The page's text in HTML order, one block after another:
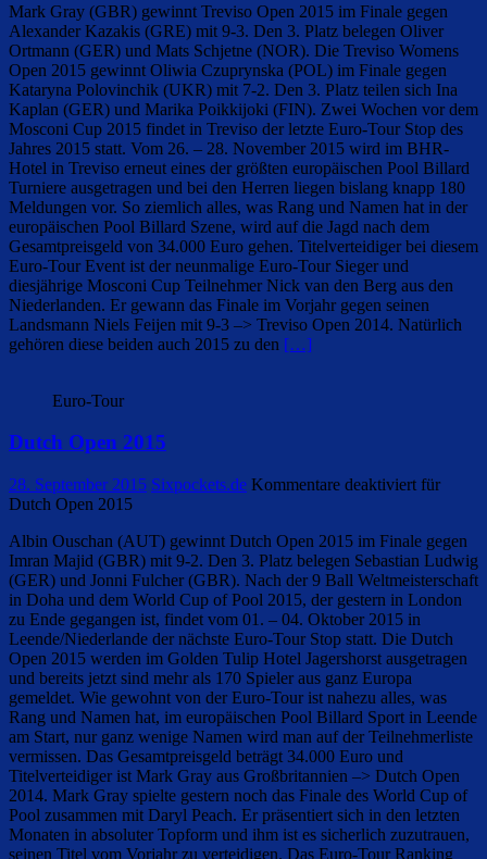
Mark Gray (GBR) gewinnt Treviso Open 2015 im Finale gegen
Alexander Kazakis (GRE) mit 9-3. Den 3. Platz belegen Oliver
Ortmann (GER) und Mats Schjetne (NOR). Die Treviso Womens
Open 2015 gewinnt Oliwia Czuprynska (POL) im Finale gegen
Kataryna Polovinchik (UKR) mit 7-2. Den 3. Platz teilen sich Ina
Kaplan (GER) und Marika Poikkijoki (FIN). Zwei Wochen vor dem
Mosconi Cup 2015 findet in Treviso der letzte Euro-Tour Stop des
Jahres 2015 statt. Vom 26. – 28. November 2015 wird im BHR-
Hotel in Treviso erneut eines der größten europäischen Pool Billard
Turniere ausgetragen und bei den Herren liegen bislang knapp 180
Meldungen vor. So ziemlich alles, was Rang und Namen hat in der
europäischen Pool Billard Szene, wird auf die Jagd nach dem
Gesamtpreisgeld von 34.000 Euro gehen. Titelverteidiger bei diesem
Euro-Tour Event ist der neunmalige Euro-Tour Sieger und
diesjährige Mosconi Cup Teilnehmer Nick van den Berg aus den
Niederlanden. Er gewann das Finale im Vorjahr gegen seinen
Landsmann Niels Feijen mit 9-3 –> Treviso Open 2014. Natürlich
gehören diese beiden auch 2015 zu den […]
Euro-Tour
Dutch Open 2015
28. September 2015 Sixpockets.de Kommentare deaktiviert für
Dutch Open 2015
Albin Ouschan (AUT) gewinnt Dutch Open 2015 im Finale gegen
Imran Majid (GBR) mit 9-2. Den 3. Platz belegen Sebastian Ludwig
(GER) und Jonni Fulcher (GBR). Nach der 9 Ball Weltmeisterschaft
in Doha und dem World Cup of Pool 2015, der gestern in London
zu Ende gegangen ist, findet vom 01. – 04. Oktober 2015 in
Leende/Niederlande der nächste Euro-Tour Stop statt. Die Dutch
Open 2015 werden im Golden Tulip Hotel Jagershorst ausgetragen
und bereits jetzt sind mehr als 170 Spieler aus ganz Europa
gemeldet. Wie gewohnt von der Euro-Tour ist nahezu alles, was
Rang und Namen hat, im europäischen Pool Billard Sport in Leende
am Start, nur ganz wenige Namen wird man auf der Teilnehmerliste
vermissen. Das Gesamtpreisgeld beträgt 34.000 Euro und
Titelverteidiger ist Mark Gray aus Großbritannien –> Dutch Open
2014. Mark Gray spielte gestern noch das Finale des World Cup of
Pool zusammen mit Daryl Peach. Er präsentiert sich in den letzten
Monaten in absoluter Topform und ihm ist es sicherlich zuzutrauen,
seinen Titel vom Vorjahr zu verteidigen. Das Euro-Tour Ranking